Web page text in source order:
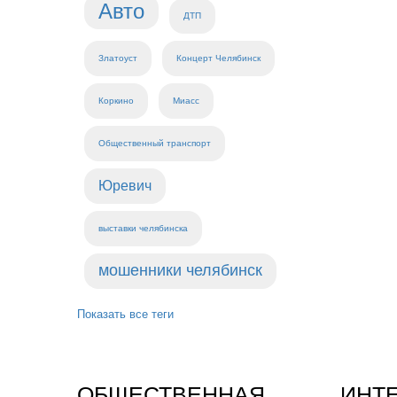
Авто ДТП
Златоуст Концерт Челябинск
Коркино Миасс
Общественный транспорт
Юревич
выставки челябинска
мошенники челябинск
Показать все теги